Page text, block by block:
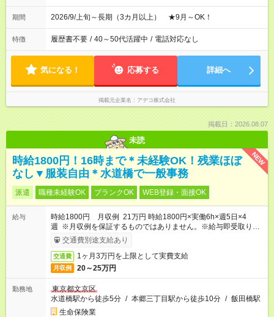
期間 2026/9/上旬～長期（3カ月以上） ★9月～OK！
特徴 履歴書不要 / 40～50代活躍中 / 電話対応なし
気になる！ 応募する 詳細へ
掲載元企業名 アデコ株式会社
掲載日：2026.08.07
未読
NEW
時給1800円！16時まで＊未経験OK！残業ほぼ
なし▼服装自由＊水道橋で一般事務
派遣 職種未経験OK ブランクOK WEB登録・面接OK
給与
時給1800円 月収例 21万円 時給1800円×実働6h×週5日×4
週 ※月収例を保証するものではありません。※給与即受取りサ
ービス利用可（利用条件有）
交通費別途支給あり
交通費 1ヶ月3万円を上限として実費支給
月収例 20～25万円
勤務地
東京都文京区
水道橋駅から徒歩5分 / 本郷三丁目駅から徒歩10分 / 飯田橋駅
生命保険業